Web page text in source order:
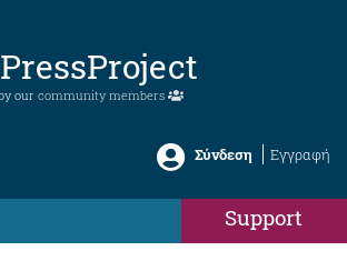
our community members
Σύνδεση Εγγραφή
Support